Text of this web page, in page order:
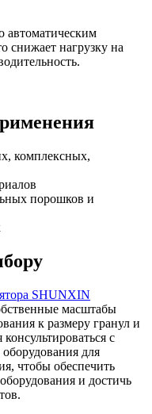
автоматическим
снижает нагрузку на
комплексных,
порошков и
SHUNXIN
масштабы
к размеру гранул и
с
для
чтобы обеспечить
и достичь